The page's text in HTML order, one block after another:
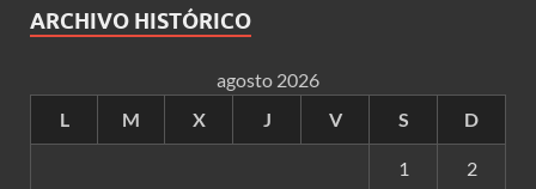
ARCHIVO HISTÓRICO
agosto 2026
L
M X J V S D
1 2